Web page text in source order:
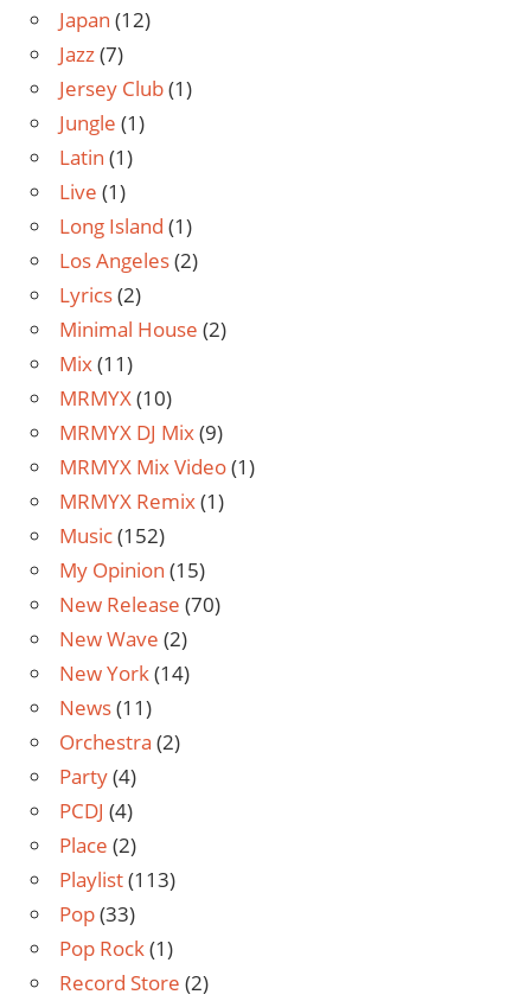
Japan (12)
Jazz(7)
Jersey Club(1)
Jungle (1)
Latin (1)
Live (1)
Long Island (1)
Los Angeles(2)
Lyrics(2)
Minimal House (2)
Mix(11)
MRMYX(10)
MRMYX DJ Mix(9)
MRMYX Mix Video(1)
MRMYX Remix(1)
Music(152)
My Opinion (15)
New Release (70)
New Wave (2)
New York(14)
News(11)
Orchestra (2)
Party(4)
PCDJ (4)
Place (2)
Playlist(113)
Pop(33)
Pop Rock(1)
Record Store (2)